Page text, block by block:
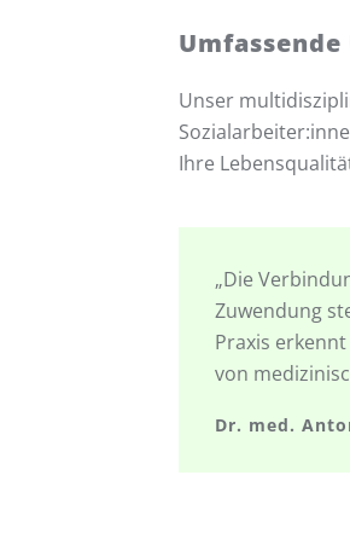
Unser
Ihre
„Die
Zuwendung
Praxis
von
Dr. med.